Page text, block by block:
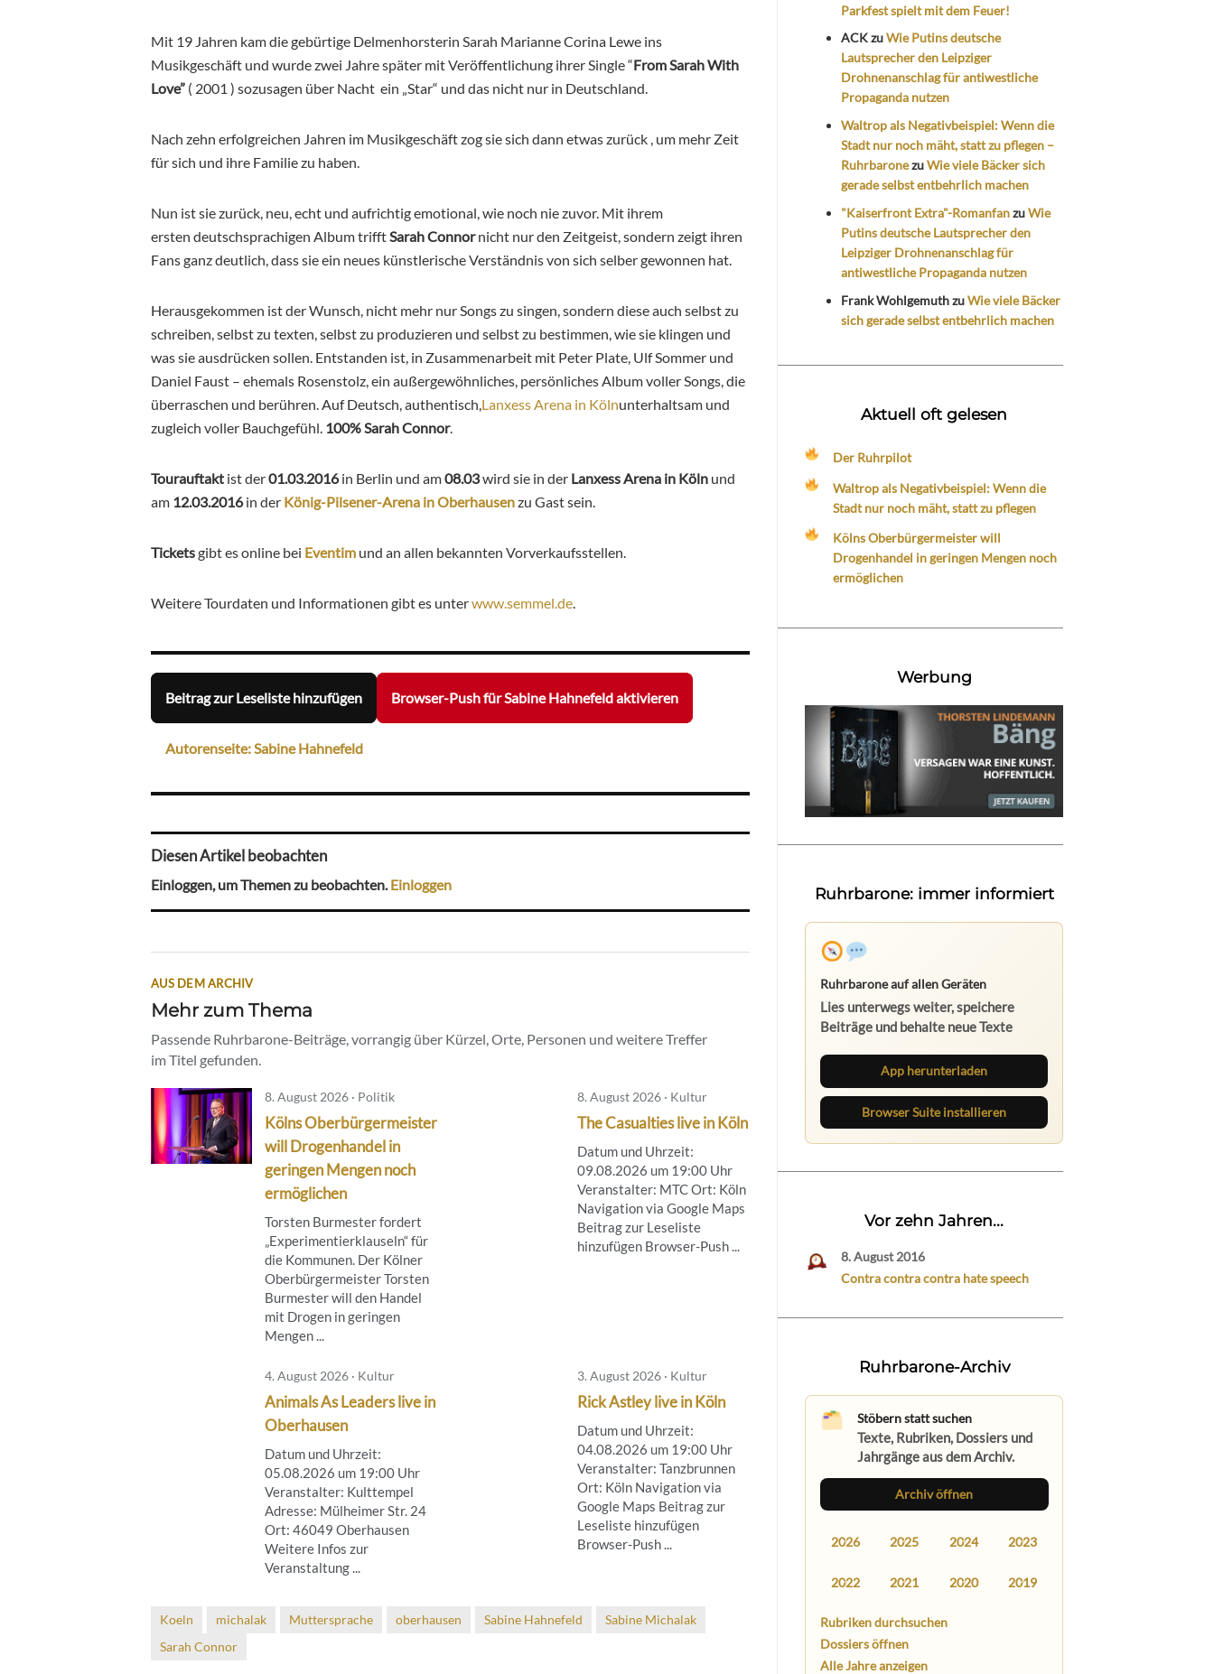
Mit 19 Jahren kam die gebürtige Delmenhorsterin Sarah Marianne Corina Lewe ins
Musikgeschäft und wurde zwei Jahre später mit Veröffentlichung ihrer Single “From Sarah With
Love” ( 2001 ) sozusagen über Nacht ein „Star“ und das nicht nur in Deutschland.
Nach zehn erfolgreichen Jahren im Musikgeschäft zog sie sich dann etwas zurück , um mehr Zeit
für sich und ihre Familie zu haben.
Nun ist sie zurück, neu, echt und aufrichtig emotional, wie noch nie zuvor. Mit ihrem
ersten deutschsprachigen Album trifftSarah Connornicht nur den Zeitgeist, sondern zeigt ihren
Fansganz deutlich, dass sie ein neues künstlerische Verständnis von sich selber gewonnen hat.
Herausgekommen ist der Wunsch, nicht mehr nur Songs zu singen, sondern diese auch selbst zu
schreiben, selbst zu texten, selbst zu produzieren und selbst zu bestimmen, wie sie klingen und
was sie ausdrücken sollen. Entstanden ist, in Zusammenarbeit mit Peter Plate, Ulf Sommer und
Daniel Faust – ehemals Rosenstolz, ein außergewöhnliches, persönliches Album voller Songs, die
überraschen und berühren. Auf Deutsch, authentisch,Lanxess Arena in Kölnunterhaltsam und
zugleich voller Bauchgefühl. 100% Sarah Connor.
Tourauftakt ist der01.03.2016in Berlin und am08.03wird sie in der Lanxess Arena in Köln und
am 12.03.2016in der König-Pilsener-Arena in Oberhausenzu Gast sein.
Ticketsgibt es online bei Eventim und an allen bekannten Vorverkaufsstellen.
Weitere Tourdaten und Informationen gibt es unterwww.semmel.de.
Beitrag zur Leseliste hinzufügen Browser-Push für Sabine Hahnefeld aktivieren
Autorenseite: Sabine Hahnefeld
Diesen Artikel beobachten
Einloggen, um Themen zu beobachten.Einloggen
AUS DEM ARCHIV
Mehr zum Thema
Passende Ruhrbarone-Beiträge, vorrangig über Kürzel, Orte, Personen und weitere Treffer
im Titel gefunden.
8. August 2026 · Politik
Kölns Oberbürgermeister
will Drogenhandel in
geringen Mengen noch
ermöglichen
Torsten Burmester fordert
„Experimentierklauseln“ für
die Kommunen. Der Kölner
Oberbürgermeister Torsten
Burmester will den Handel
mit Drogen in geringen
Mengen ...
8. August 2026 · Kultur
The Casualties live in Köln
Datum und Uhrzeit:
09.08.2026 um 19:00 Uhr
Veranstalter: MTC Ort: Köln
Navigation via Google Maps
Beitrag zur Leseliste
hinzufügen Browser-Push ...
4. August 2026 · Kultur
Animals As Leaders live in
Oberhausen
Datum und Uhrzeit:
05.08.2026 um 19:00 Uhr
Veranstalter: Kulttempel
Adresse: Mülheimer Str. 24
Ort: 46049 Oberhausen
Weitere Infos zur
Veranstaltung ...
3. August 2026 · Kultur
Rick Astley live in Köln
Datum und Uhrzeit:
04.08.2026 um 19:00 Uhr
Veranstalter: Tanzbrunnen
Ort: Köln Navigation via
Google Maps Beitrag zur
Leseliste hinzufügen
Browser-Push ...
Koeln michalak Muttersprache oberhausen Sabine Hahnefeld
Sabine Michalak
Sarah Connor
Parkfest spielt mit dem Feuer!
ACKzuWie Putins deutsche
Lautsprecher den Leipziger
Drohnenanschlag für antiwestliche
Propaganda nutzen
Waltrop als Negativbeispiel: Wenn die
Stadt nur noch mäht, statt zu pflegen –
RuhrbaronezuWie viele Bäcker sich
gerade selbst entbehrlich machen
"Kaiserfront Extra"-RomanfanzuWie
Putins deutsche Lautsprecher den
Leipziger Drohnenanschlag für
antiwestliche Propaganda nutzen
Frank WohlgemuthzuWie viele Bäcker
sich gerade selbst entbehrlich machen
Aktuell oft gelesen
Der Ruhrpilot
Waltrop als Negativbeispiel: Wenn die
Stadt nur noch mäht, statt zu pflegen
Kölns Oberbürgermeister will
Drogenhandel in geringen Mengen noch
ermöglichen
Werbung
Ruhrbarone: immer informiert
Ruhrbarone auf allen Geräten
Lies unterwegs weiter, speichere
Beiträge und behalte neue Texte
App herunterladen
Browser Suite installieren
Vor zehn Jahren...
8. August 2016
Contra contra contra hate speech
Ruhrbarone-Archiv
Stöbern statt suchen
Texte, Rubriken, Dossiers und
Jahrgänge aus dem Archiv.
Archiv öffnen
2026 2025 2024 2023
2022 2021 2020 2019
Rubriken durchsuchen
Dossiers öffnen
Alle Jahre anzeigen